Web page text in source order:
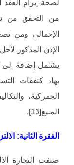
لصحة إبرام
من التحقق من
الإجمالي ومن
الإذن المذكور
يشتمل إضافة إلى
بها، كنفقات
الجمركية،
المبيع[13].
الفقرة الثانية:
صنفت التجارة